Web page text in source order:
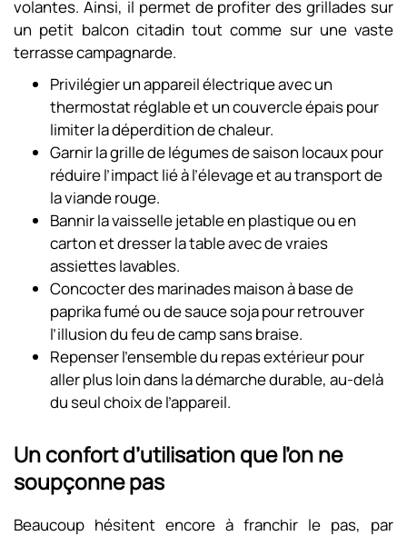
volantes. Ainsi, il permet de profiter des grillades sur
un petit balcon citadin tout comme sur une vaste
terrasse campagnarde.
Privilégier un appareil électrique avec un
thermostat réglable et un couvercle épais pour
limiter la déperdition de chaleur.
Garnir la grille de légumes de saison locaux pour
réduire l’impact lié à l’élevage et au transport de
la viande rouge.
Bannir la vaisselle jetable en plastique ou en
carton et dresser la table avec de vraies
assiettes lavables.
Concocter des marinades maison à base de
paprika fumé ou de sauce soja pour retrouver
l’illusion du feu de camp sans braise.
Repenser l’ensemble du repas extérieur pour
aller plus loin dans la démarche durable, au-delà
du seul choix de l’appareil.
Un confort d’utilisation que l’on ne
soupçonne pas
Beaucoup hésitent encore à franchir le pas, par